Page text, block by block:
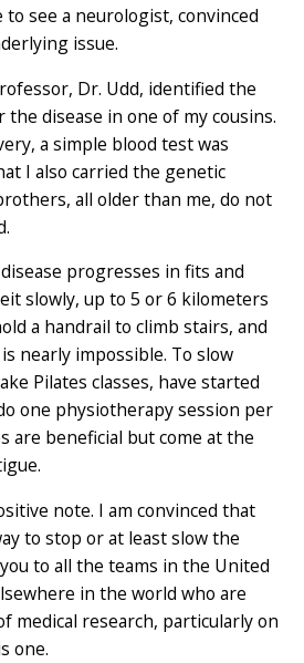
see a neurologist, convinced
issue.
Dr. Udd, identified the
disease in one of my cousins.
a simple blood test was
I also carried the genetic
all older than me, do not
progresses in fits and
slowly, up to 5 or 6 kilometers
a handrail to climb stairs, and
nearly impossible. To slow
Pilates classes, have started
one physiotherapy session per
are beneficial but come at the
note. I am convinced that
to stop or at least slow the
to all the teams in the United
in the world who are
medical research, particularly on
one.